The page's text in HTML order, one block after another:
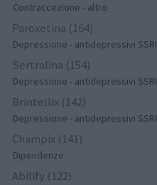
Contraccezione - altro
Paroxetina (164)
Depressione - antidepressivi SSRI
Sertralina (154)
Depressione - antidepressivi SSRI
Brintellix (142)
Depressione - antidepressivi SSRI
Champix (141)
Dipendenze
Abilify (122)